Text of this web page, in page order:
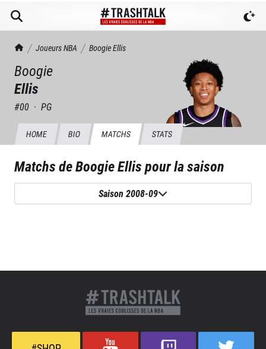
TrashTalk Actu NBA
Joueurs NBA BoogieEllis
Boogie
Ellis
#00 · PG
HOME BIO MATCHS STATS
Matchs deBoogie Ellispour la saison
Saison 2008-09